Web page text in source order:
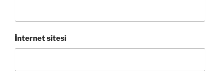
r
İnternet sitesi